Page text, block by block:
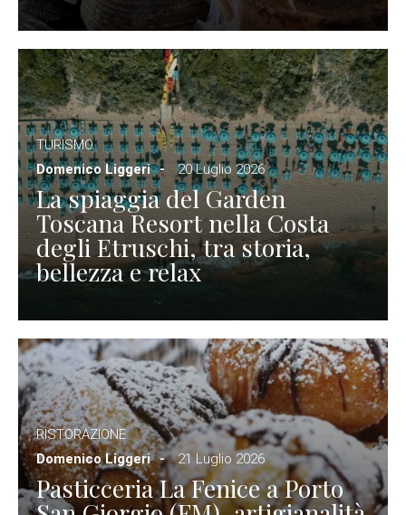
TURISMO
Domenico Liggeri
20 Luglio 2026
La spiaggia del Garden
Toscana Resort nella Costa
degli Etruschi, tra storia,
bellezza e relax
RISTORAZIONE
Domenico Liggeri
21 Luglio 2026
Pasticceria La Fenice a Porto